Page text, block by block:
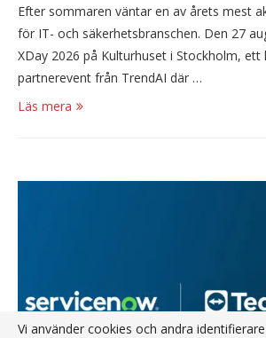
Efter sommaren väntar en av årets mest
för IT- och säkerhetsbranschen. Den 27
XDay 2026 på Kulturhuset i Stockholm, ett
partnerevent från TrendAI där …
Läs mera
Vi använder cookies och andra